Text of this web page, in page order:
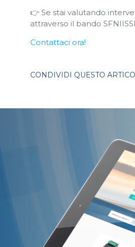
👉 Se stai valutando
attraverso il bando
Contattaci ora!
CONDIVIDI QUESTO